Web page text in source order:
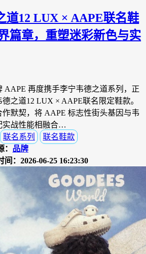
道12 LUX × AAPE联名鞋
篇章，重塑迷彩新色与实
AAPE 再度携手李宁韦德之道系列，正
之道12 LUX × AAPE联名限定鞋款。
作默契，将 AAPE 标志性街头基因与韦
实战性能相融合…
联名系列
联名鞋款
： 品牌
间：2026-06-25 16:23:30